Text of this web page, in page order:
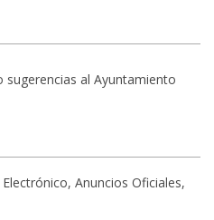
sugerencias al Ayuntamiento
Anuncios Oficiales,